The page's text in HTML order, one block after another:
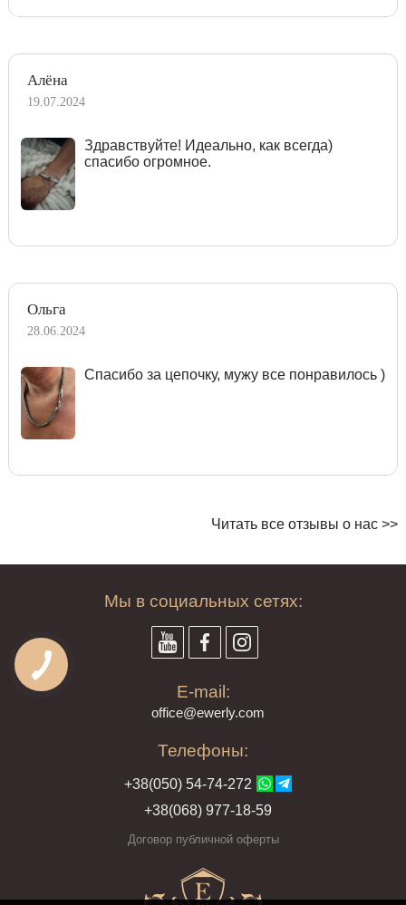
Алёна
19.07.2024
Здравствуйте! Идеально, как всегда)
спасибо огромное.
Ольга
28.06.2024
Спасибо за цепочку, мужу все понравилось )
Читать все отзывы о нас >>
Мы в социальных сетях:
E-mail:
office@ewerly.com
Телефоны:
+38(050) 54-74-272
+38(068) 977-18-59
Договор публичной оферты